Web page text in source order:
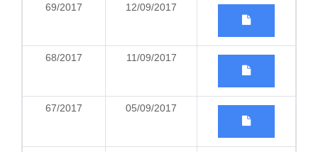
69/2017 12/09/2017
68/2017 11/09/2017
67/2017 05/09/2017